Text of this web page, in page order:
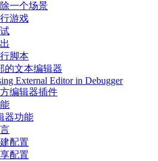
一个场景
游戏
脚本
的文本编辑器
External Editor in Debugger
编辑器插件
器功能
配置
配置